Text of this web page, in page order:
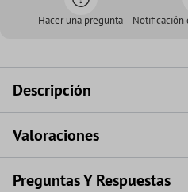
Hacer una pregunta Notificación
Descripción
Valoraciones
Preguntas Y Respuestas